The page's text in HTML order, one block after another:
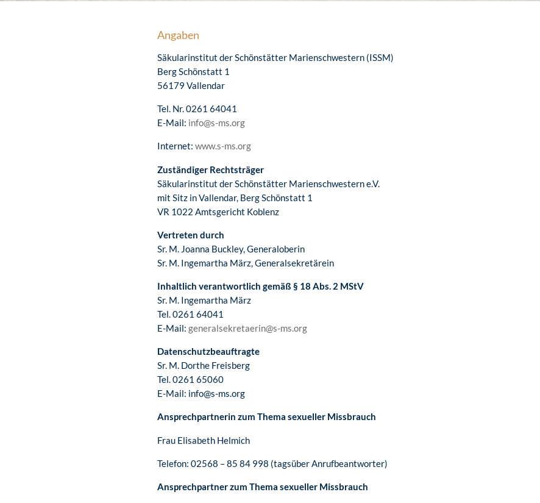
Angaben
Säkularinstitut der Schönstätter Marienschwestern (ISSM)
Berg Schönstatt 1
56179 Vallendar
Tel. Nr. 0261 64041
E-Mail: info@s-ms.org
Internet: www.s-ms.org
Zuständiger Rechtsträger
Säkularinstitut der Schönstätter Marienschwestern e.V.
mit Sitz in Vallendar, Berg Schönstatt 1
VR 1022 Amtsgericht Koblenz
Vertreten durch
Sr. M. Joanna Buckley, Generaloberin
Sr. M. Ingemartha März, Generalsekretärein
Inhaltlich verantwortlich gemäß § 18 Abs. 2 MStV
Sr. M. Ingemartha März
Tel. 0261 64041
E-Mail: generalsekretaerin@s-ms.org
Datenschutzbeauftragte
Sr. M. Dorthe Freisberg
Tel. 0261 65060
E-Mail: info@s-ms.org
Ansprechpartnerin zum Thema sexueller Missbrauch
Frau Elisabeth Helmich
Telefon: 02568 – 85 84 998 (tagsüber Anrufbeantworter)
Ansprechpartner zum Thema sexueller Missbrauch